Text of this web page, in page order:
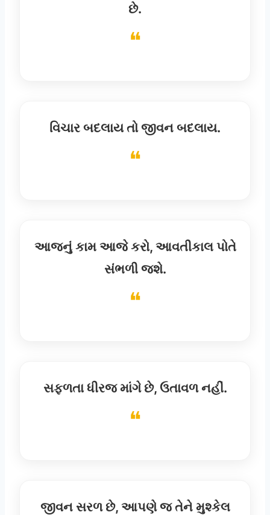
છે.
વિચાર બદલાય તો જીવન બદલાય.
આજનું કામ આજે કરો, આવતીકાલ પોતે
સંભળી જશે.
સફળતા ધીરજ માંગે છે, ઉતાવળ નહીં.
જીવન સરળ છે, આપણે જ તેને મુશ્કેલ